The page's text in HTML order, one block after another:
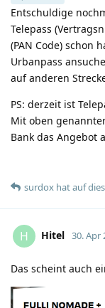
Entschuldige
Telepass
(PAN Code) schon
Urbanpass
auf anderen
PS: derzeit ist
Mit oben
Bank das Angebot
surdox hatauf
H Hitel 30. Apr
Das scheint auch